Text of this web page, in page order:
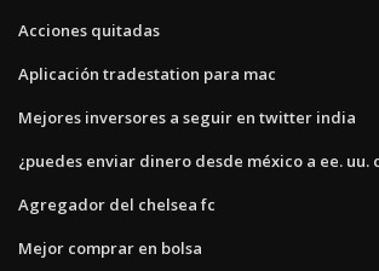
Acciones quitadas
Aplicación tradestation para mac
Mejores inversores a seguir en twitter india
¿puedes enviar dinero desde méxico a ee. uu.
Agregador del chelsea fc
Mejor comprar en bolsa